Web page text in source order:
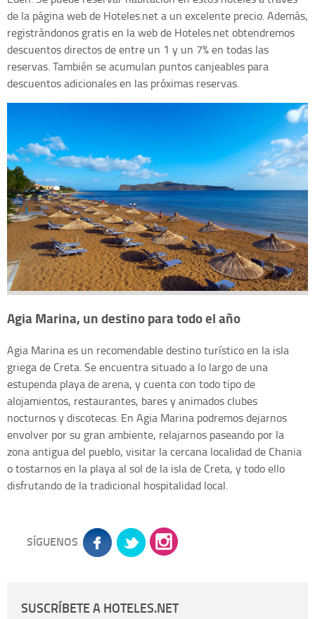
de la página web de Hoteles.net a un excelente precio. Además,
registrándonos gratis en la web de Hoteles.net obtendremos
descuentos directos de entre un 1 y un 7% en todas las
reservas. También se acumulan puntos canjeables para
descuentos adicionales en las próximas reservas.
Agia Marina, un destino para todo el año
Agia Marina es un recomendable destino turístico en la isla
griega de Creta. Se encuentra situado a lo largo de una
estupenda playa de arena, y cuenta con todo tipo de
alojamientos, restaurantes, bares y animados clubes
nocturnos y discotecas. En Agia Marina podremos dejarnos
envolver por su gran ambiente, relajarnos paseando por la
zona antigua del pueblo, visitar la cercana localidad de Chania
o tostarnos en la playa al sol de la isla de Creta, y todo ello
disfrutando de la tradicional hospitalidad local.
SÍGUENOS
SUSCRÍBETE A HOTELES.NET